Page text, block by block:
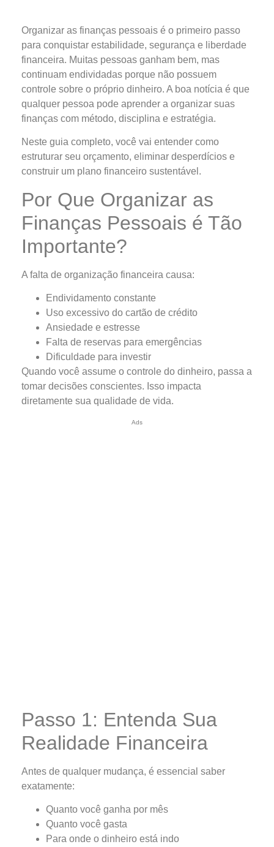
Organizar as finanças pessoais é o primeiro passo
para conquistar estabilidade, segurança e liberdade
financeira. Muitas pessoas ganham bem, mas
continuam endividadas porque não possuem
controle sobre o próprio dinheiro. A boa notícia é que
qualquer pessoa pode aprender a organizar suas
finanças com método, disciplina e estratégia.
Neste guia completo, você vai entender como
estruturar seu orçamento, eliminar desperdícios e
construir um plano financeiro sustentável.
Por Que Organizar as
Finanças Pessoais é Tão
Importante?
A falta de organização financeira causa:
Endividamento constante
Uso excessivo do cartão de crédito
Ansiedade e estresse
Falta de reservas para emergências
Dificuldade para investir
Quando você assume o controle do dinheiro, passa a
tomar decisões conscientes. Isso impacta
diretamente sua qualidade de vida.
Ads
Passo 1: Entenda Sua
Realidade Financeira
Antes de qualquer mudança, é essencial saber
exatamente:
Quanto você ganha por mês
Quanto você gasta
Para onde o dinheiro está indo